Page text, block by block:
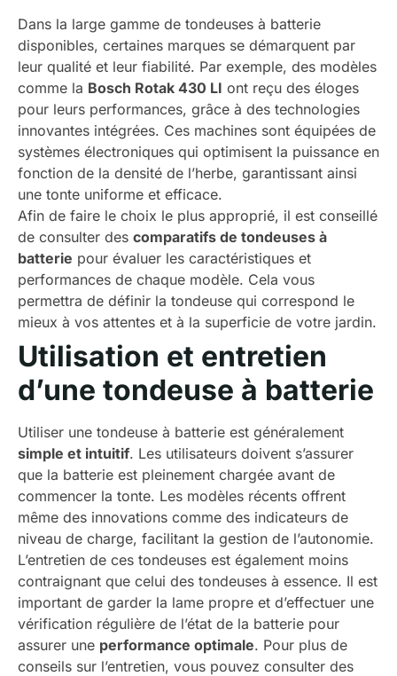
Dans la large gamme de tondeuses à batterie
disponibles, certaines marques se démarquent par
leur qualité et leur fiabilité. Par exemple, des modèles
comme la Bosch Rotak 430 LI ont reçu des éloges
pour leurs performances, grâce à des technologies
innovantes intégrées. Ces machines sont équipées de
systèmes électroniques qui optimisent la puissance en
fonction de la densité de l’herbe, garantissant ainsi
une tonte uniforme et efficace.
Afin de faire le choix le plus approprié, il est conseillé
de consulter des comparatifs de tondeuses à
batterie pour évaluer les caractéristiques et
performances de chaque modèle. Cela vous
permettra de définir la tondeuse qui correspond le
mieux à vos attentes et à la superficie de votre jardin.
Utilisation et entretien
d’une tondeuse à batterie
Utiliser une tondeuse à batterie est généralement
simple et intuitif. Les utilisateurs doivent s’assurer
que la batterie est pleinement chargée avant de
commencer la tonte. Les modèles récents offrent
même des innovations comme des indicateurs de
niveau de charge, facilitant la gestion de l’autonomie.
L’entretien de ces tondeuses est également moins
contraignant que celui des tondeuses à essence. Il est
important de garder la lame propre et d’effectuer une
vérification régulière de l’état de la batterie pour
assurer une performance optimale. Pour plus de
conseils sur l’entretien, vous pouvez consulter des